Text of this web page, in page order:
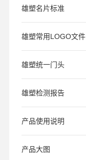
雄塑名片标准
雄塑常用LOGO文件
雄塑统一门头
雄塑检测报告
产品使用说明
产品大图